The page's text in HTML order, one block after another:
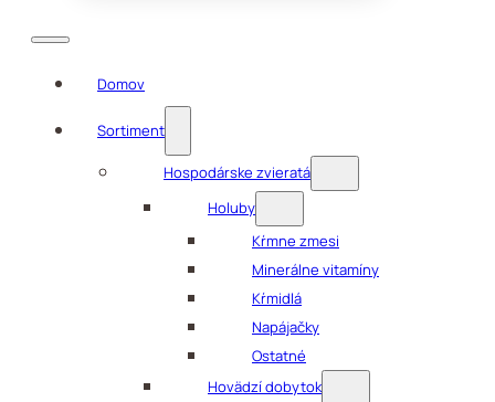
Domov
Sortiment
Hospodárske zvieratá
Holuby
Kŕmne zmesi
Minerálne vitamíny
Kŕmidlá
Napájačky
Ostatné
Hovädzí dobytok